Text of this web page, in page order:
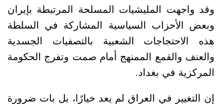
وقد واجهت المليشيات المسلحة المرتبطة بإيران
وبعض الأحزاب السياسية المشاركة في السلطة
هذه الاحتجاجات الشعبية بالتصفيات الجسدية
والعنف والقمع الممنهج أمام صمت وتفرج الحكومة
المركزية في بغداد.
إن التغيير في العراق لم يعد خيارًا، بل بات ضرورة